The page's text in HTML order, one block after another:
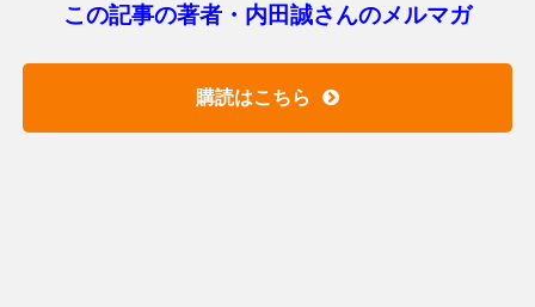
この記事の著者・内田誠さんのメルマガ
購読はこちら